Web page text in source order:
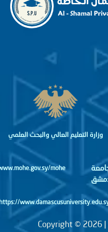
التعليم العالي والبحث العلمي
http://www.mohe.gov.sy/mohe